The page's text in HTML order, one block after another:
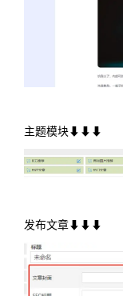
主题模块⬇⬇⬇
发布文章⬇⬇⬇